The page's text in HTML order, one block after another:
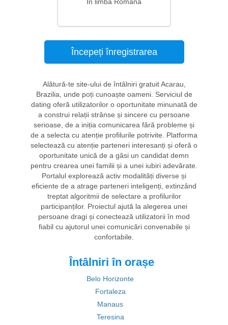
Începeți înregistrarea
Alătură-te site-ului de întâlniri gratuit Acarau,
Brazilia, unde poți cunoaște oameni. Serviciul de
dating oferă utilizatorilor o oportunitate minunată de
a construi relații strânse și sincere cu persoane
serioase, de a iniția comunicarea fără probleme și
de a selecta cu atenție profilurile potrivite. Platforma
selectează cu atenție parteneri interesanți și oferă o
oportunitate unică de a găsi un candidat demn
pentru crearea unei familii și a unei iubiri adevărate.
Portalul explorează activ modalități diverse și
eficiente de a atrage parteneri inteligenți, extinzând
treptat algoritmii de selectare a profilurilor
participanților. Proiectul ajută la alegerea unei
persoane dragi și conectează utilizatorii în mod
fiabil cu ajutorul unei comunicări convenabile și
confortabile.
Întâlniri în orașe
Belo Horizonte
Fortaleza
Manaus
Teresina